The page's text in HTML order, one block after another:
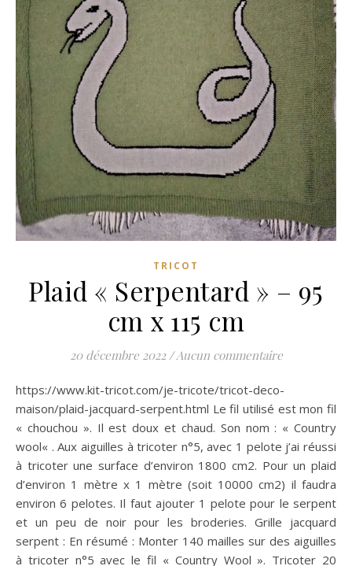
TRICOT
Plaid « Serpentard » – 95
cm x 115 cm
20 décembre 2022 /Aucun commentaire
https://www.kit-tricot.com/je-tricote/tricot-deco-
maison/plaid-jacquard-serpent.html Le fil utilisé est mon fil
« chouchou ». Il est doux et chaud. Son nom : « Country
wool« . Aux aiguilles à tricoter n°5, avec 1 pelote j’ai réussi
à tricoter une surface d’environ 1800 cm2. Pour un plaid
d’environ 1 mètre x 1 mètre (soit 10000 cm2) il faudra
environ 6 pelotes. Il faut ajouter 1 pelote pour le serpent
et un peu de noir pour les broderies. Grille jacquard
serpent : En résumé : Monter 140 mailles sur des aiguilles
à tricoter n°5 avec le fil « Country Wool ». Tricoter 20